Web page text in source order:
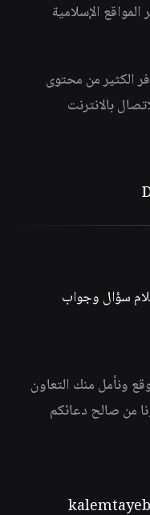
الإسلامية
الكثير من محتوى
بالانترنت
سؤال وجواب
ونأمل منك التعاون
من صالح دعائكم